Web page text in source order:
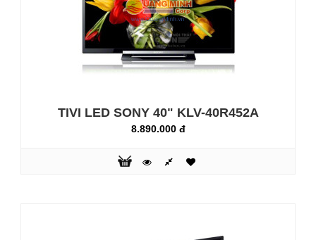
khôngnhiễu nhờ vào công nghệ Clear Resolution Enhancer
và những cảnh chuyểnđộng nhanh không nhòe với
Motionflow™ XR 100. Ngoài ra, bạn còn có thểkết nối đến
smartphone để chia sẻ nội dung lên màn hình TV lớn thông
quadây MHL ..
TIVI LED SONY 40" KLV-40R452A
8.890.000 đ